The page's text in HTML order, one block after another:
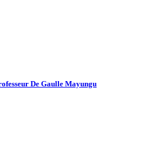
De Gaulle Mayungu